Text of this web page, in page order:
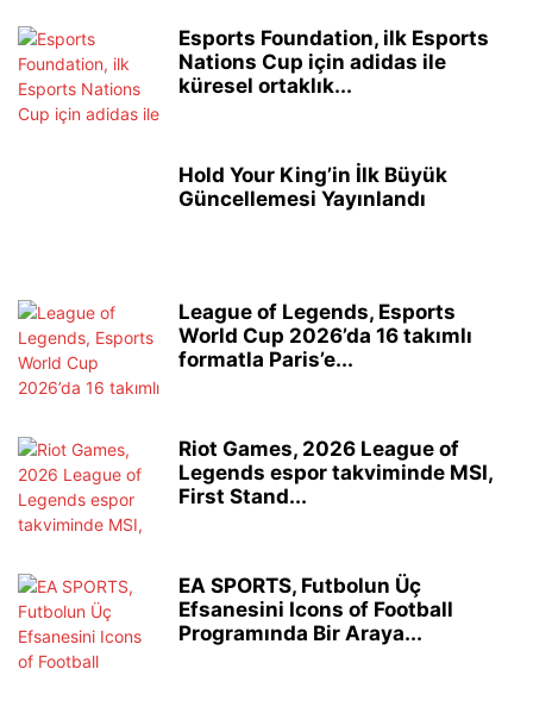
Esports Foundation, ilk Esports
Nations Cup için adidas ile
küresel ortaklık...
Hold Your King’in İlk Büyük
Güncellemesi Yayınlandı
League of Legends, Esports
World Cup 2026’da 16 takımlı
formatla Paris’e...
Riot Games, 2026 League of
Legends espor takviminde MSI,
First Stand...
EA SPORTS, Futbolun Üç
Efsanesini Icons of Football
Programında Bir Araya...